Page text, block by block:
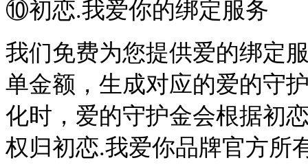
⑩初恋.我爱你的绑定服务
我们免费为您提供爱的绑定
单金额，生成对应的爱的守
化时，爱的守护金会根据初
权归初恋.我爱你品牌官方所